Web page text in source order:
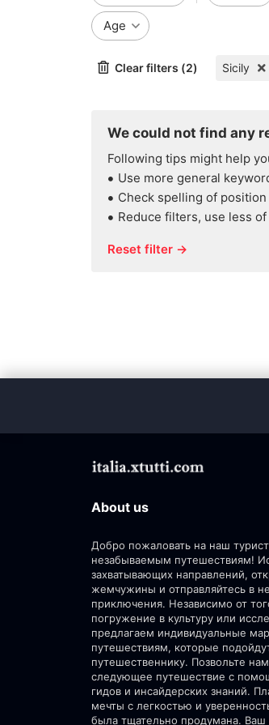
Age
Clear filters (2) Sicily
We could not find any
Following tips might help
Use more general
Check spelling of position
Reduce filters, use less of
Reset filter →
About us
Добро пожаловать на наш
незабываемым путешествиям!
захватывающих направлений,
жемчужины и отправляйтесь в
приключения. Независимо от
погружение в культуру или
предлагаем индивидуальные
путешествиям, которые
путешественнику. Позвольте
следующее путешествие с
гидов и инсайдерских знаний.
мечты с легкостью и
была тщательно продумана. Ваш